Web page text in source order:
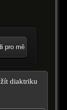
pro mě
diaktriku